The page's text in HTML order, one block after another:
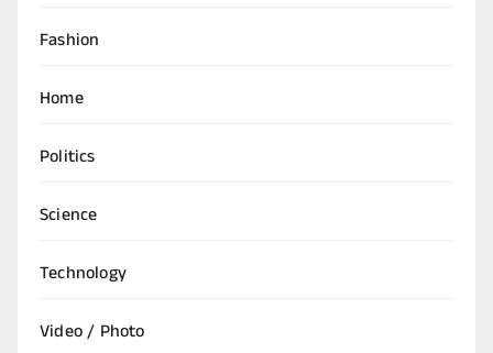
Fashion
Home
Politics
Science
Technology
Video / Photo